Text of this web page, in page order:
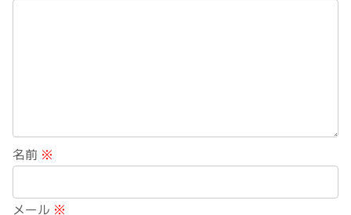
名前 ※
メール ※